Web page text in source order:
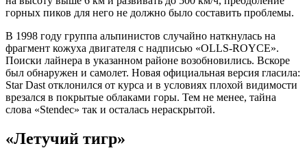
горных пиков для него не должно было составить проблемы.
В 1998 году группа альпинистов случайно наткнулась на
фрагмент кожуха двигателя с надписью «OLLS-ROYCE».
Поиски лайнера в указанном районе возобновились. Вскоре
был обнаружен и самолет. Новая официальная версия гласила:
Star Dast отклонился от курса и в условиях плохой видимости
врезался в покрытые облаками горы. Тем не менее, тайна
слова «Stendec» так и осталась нераскрытой.
«Летучий тигр»